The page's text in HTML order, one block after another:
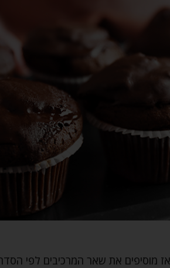
מוסיפים את שאר המרכיבים לפי